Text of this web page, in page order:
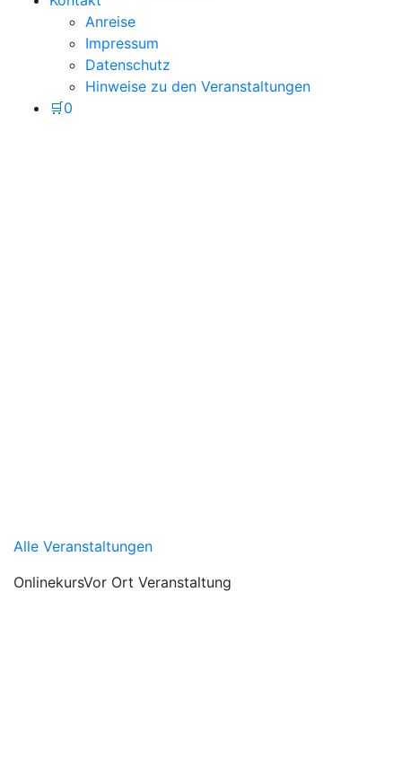
Anreise
Impressum
Datenschutz
Hinweise zu den Veranstaltungen
🛒0
Alle Veranstaltungen
OnlinekursVor Ort Veranstaltung